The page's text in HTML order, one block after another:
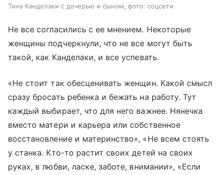
Тина Канделаки с дочерью и сыном, фото: соцсети
Не все согласились с ее мнением. Некоторые
женщины подчеркнули, что не все могут быть
такой, как Канделаки, и все успевать.
«Не стоит так обесценивать женщин. Какой смысл
сразу бросать ребенка и бежать на работу. Тут
каждый выбирает, что для него важнее. Нянечка
вместо матери и карьера или собственное
восстановление и материнство», «Не всем стоять
у станка. Кто-то растит своих детей на своих
руках, в любви, ласке, заботе, внимании», «Если